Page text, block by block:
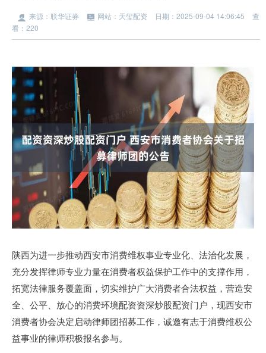
来源：联华证券 网站：天玺配资 日期：2025-09-04 14:06:45
查
看：220
陕西为进一步推动西安市消费维权事业专业化、法治化发展，
充分发挥律师专业力量在消费者权益保护工作中的支撑作用，
拓宽法律服务覆盖面，切实维护广大消费者合法权益，营造安
全、公平、放心的消费环境配资资深炒股配资门户，现西安市
消费者协会决定启动律师团招募工作，诚邀有志于消费维权公
益事业的律师积极报名参与。